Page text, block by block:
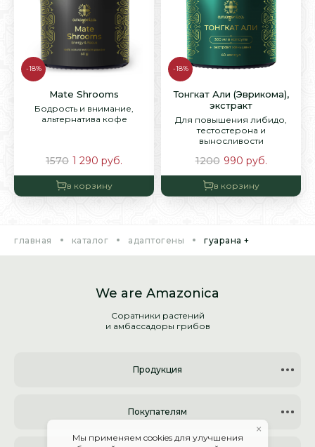
-18%
Mate Shrooms
Бодрость и внимание,
альтернатива кофе
1570 1 290 руб.
в корзину
-18%
Тонгкат Али (Эврикома),
экстракт
Для повышения либидо,
тестостерона и
выносливости
1200 990 руб.
в корзину
главная каталог адаптогены гуарана +
We are Amazonica
Соратники растений
и амбассадоры грибов
Продукция
Покупателям
Мы применяем cookies для улучшения
×